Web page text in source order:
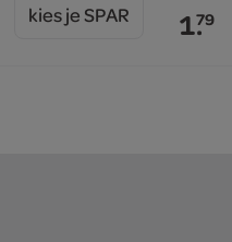
kies je SPAR 1.79